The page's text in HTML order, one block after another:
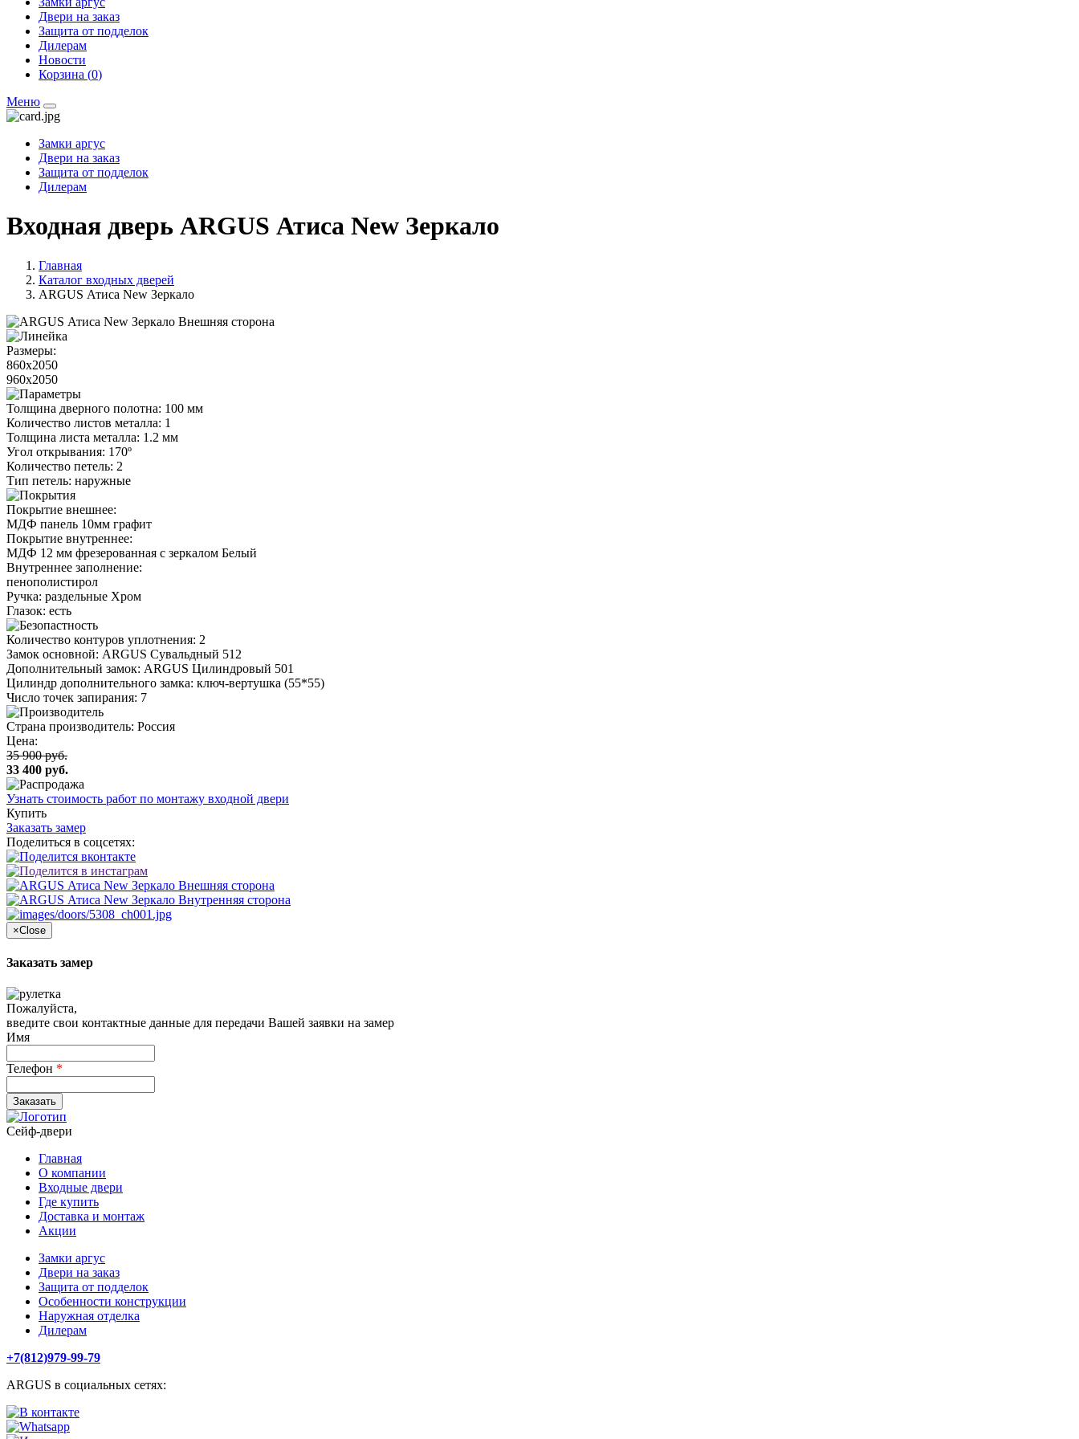
Двери на заказ
Защита от подделок
Дилерам
Новости
Корзина (0)
Меню
Замки аргус
Двери на заказ
Защита от подделок
Дилерам
Входная дверь ARGUS Атиса New Зеркало
Главная
Каталог входных дверей
ARGUS Атиса New Зеркало
Размеры:
860x2050
960x2050
Толщина дверного полотна: 100 мм
Количество листов металла: 1
Толщина листа металла: 1.2 мм
Угол открывания: 170º
Количество петель: 2
Тип петель: наружные
Покрытие внешнее:
МДФ панель 10мм графит
Покрытие внутреннее:
МДФ 12 мм фрезерованная с зеркалом Белый
Внутреннее заполнение:
пенополистирол
Ручка: раздельные Xром
Глазок: есть
Количество контуров уплотнения: 2
Замок основной: ARGUS Сувальдный 512
Дополнительный замок: ARGUS Цилиндровый 501
Цилиндр дополнительного замка: ключ-вертушка (55*55)
Число точек запирания: 7
Страна производитель: Россия
Цена:
35 900 руб.
33 400 руб.
Узнать стоимость работ по монтажу входной двери
Купить
Заказать замер
Поделиться в соцсетях:
×Close
Заказать замер
Пожалуйста,
введите свои контактные данные для передачи Вашей заявки на замер
Имя
Телефон *
Сейф-двери
Главная
О компании
Входные двери
Где купить
Доставка и монтаж
Акции
Замки аргус
Двери на заказ
Защита от подделок
Особенности конструкции
Наружная отделка
Дилерам
+7(812)979-99-79
ARGUS в социальных сетях: